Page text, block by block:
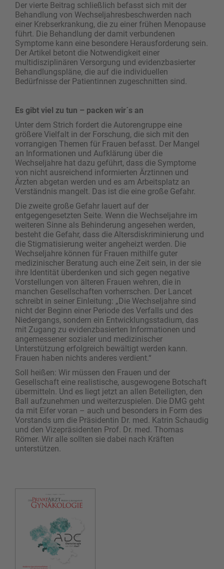
Der vierte Beitrag schließlich befasst sich mit der
Behandlung von Wechseljahresbeschwerden nach
einer Krebserkrankung, die zu einer frühen Menopause
führt. Die Behandlung der damit verbundenen
Symptome kann eine besondere Herausforderung sein.
Der Artikel betont die Notwendigkeit einer
multidisziplinären Versorgung und evidenzbasierter
Behandlungspläne, die auf die individuellen
Bedürfnisse der Patientinnen zugeschnitten sind.
Es gibt viel zu tun – packen wir´s an
Unter dem Strich fordert die Autorengruppe eine
größere Vielfalt in der Forschung, die sich mit den
vorrangigen Themen für Frauen befasst. Der Mangel
an Informationen und Aufklärung über die
Wechseljahre hat dazu geführt, dass die Symptome
von nicht ausreichend informierten Ärztinnen und
Ärzten abgetan werden und es am Arbeitsplatz an
Verständnis mangelt. Das ist die eine große Gefahr.
Die zweite große Gefahr lauert auf der
entgegengesetzten Seite. Wenn die Wechseljahre im
weiteren Sinne als Behinderung angesehen werden,
besteht die Gefahr, dass die Altersdiskriminierung und
die Stigmatisierung weiter angeheizt werden. Die
Wechseljahre können für Frauen mithilfe guter
medizinischer Beratung auch eine Zeit sein, in der sie
ihre Identität überdenken und sich gegen negative
Vorstellungen von älteren Frauen wehren, die in
manchen Gesellschaften vorherrschen. Der Lancet
schreibt in seiner Einleitung: „Die Wechseljahre sind
nicht der Beginn einer Periode des Verfalls und des
Niedergangs, sondern ein Entwicklungsstadium, das
mit Zugang zu evidenzbasierten Informationen und
angemessener sozialer und medizinischer
Unterstützung erfolgreich bewältigt werden kann.
Frauen haben nichts anderes verdient.“
Soll heißen: Wir müssen den Frauen und der
Gesellschaft eine realistische, ausgewogene Botschaft
übermitteln. Und es liegt jetzt an allen Beteiligten, den
Ball aufzunehmen und weiterzuspielen. Die DMG geht
da mit Eifer voran – auch und besonders in Form des
Vorstands um die Präsidentin Dr. med. Katrin Schaudig
und den Vizepräsidenten Prof. Dr. med. Thomas
Römer. Wir alle sollten sie dabei nach Kräften
unterstützen.